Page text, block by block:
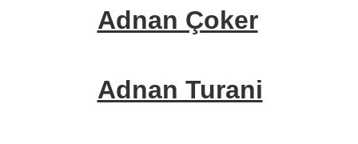
Adnan Çoker
Adnan Turani